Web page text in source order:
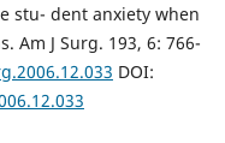
stu- dent anxiety when
Am J Surg. 193, 6: 766-
DOI: